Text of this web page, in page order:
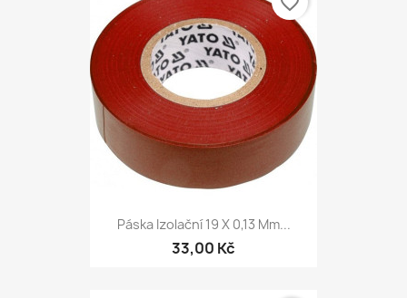
Páska Izolační 19 X 0,13 Mm...
33,00 Kč